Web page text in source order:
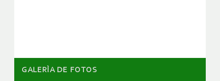
GALERÌA DE FOTOS